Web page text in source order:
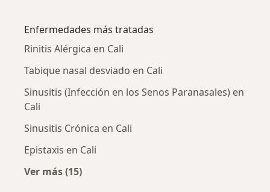
Enfermedades más tratadas
Rinitis Alérgica en Cali
Tabique nasal desviado en Cali
Sinusitis (Infección en los Senos Paranasales) en
Cali
Sinusitis Crónica en Cali
Epistaxis en Cali
Ver más (15)